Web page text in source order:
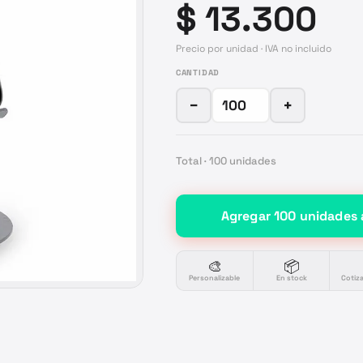
$ 13.300
Precio por unidad · IVA no incluido
CANTIDAD
− +
Total · 100 unidades
Agregar100 unidades
🎨
Personalizable
📦
En stock